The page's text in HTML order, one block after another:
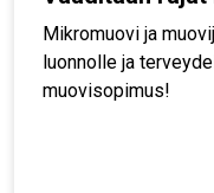
Mikromuovi ja
luonnolle ja
muovisopimus!